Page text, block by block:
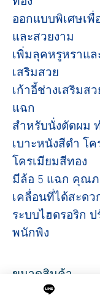
ออกแบบพิเศษเ
และสวยงาม
เพิ่มลุคหรูหราแ
เสริมสวย
เก้าอี้ช่างเสริมส
แฉก
สำหรับนั่งตัดผม
เบาะหนังสีดำ โ
โครเมียมสีทอง
มีล้อ 5 แฉก คุณภ
เคลื่อนที่ได้สะดว
ระบบไฮดรอริก
พนักพิง
ขนาดสินค้า